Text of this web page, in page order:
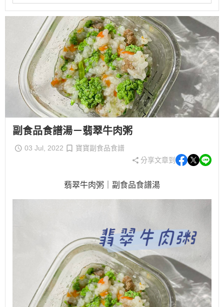
副食品食譜湯－翡翠牛肉粥
03 Jul, 2022
寶寶副食品食譜
分享文章到
翡翠牛肉粥｜副食品食譜湯